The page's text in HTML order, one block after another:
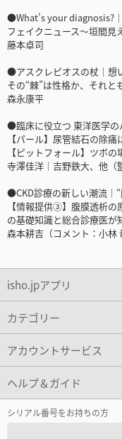
●What’s your diagnosis?
フェイクニュース～垣間見
藤本卓司
●アスクレピオスの杖｜想
その“棘”は性格か、それと
森永康平
●臨床に役立つ 東洋医学
【パール】尿管結石の除
【ピットフォール】ツボ
寺澤佳洋｜吉野鉄大、他（
●CKD診療の新しい潮流｜
【情報提供③】腹膜透析
の基礎知識と総合診療医が
森本耕吉（コメント：小林
isho.jpアプリ
カテゴリー
アカウントサービス
ヘルプ＆ガイド
シリアル番号をお持ちの方